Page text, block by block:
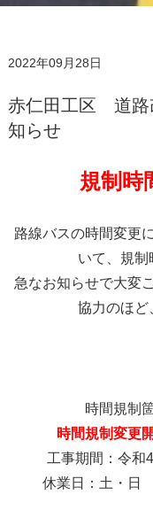
2022年09月28日
赤仁田工区 道路
知らせ
規制時
路線バスの時間変更
いて、規制
急なお知らせで大変
協力のほど
時間規制
時間規制変更
工事期間：令
休業日：土・日